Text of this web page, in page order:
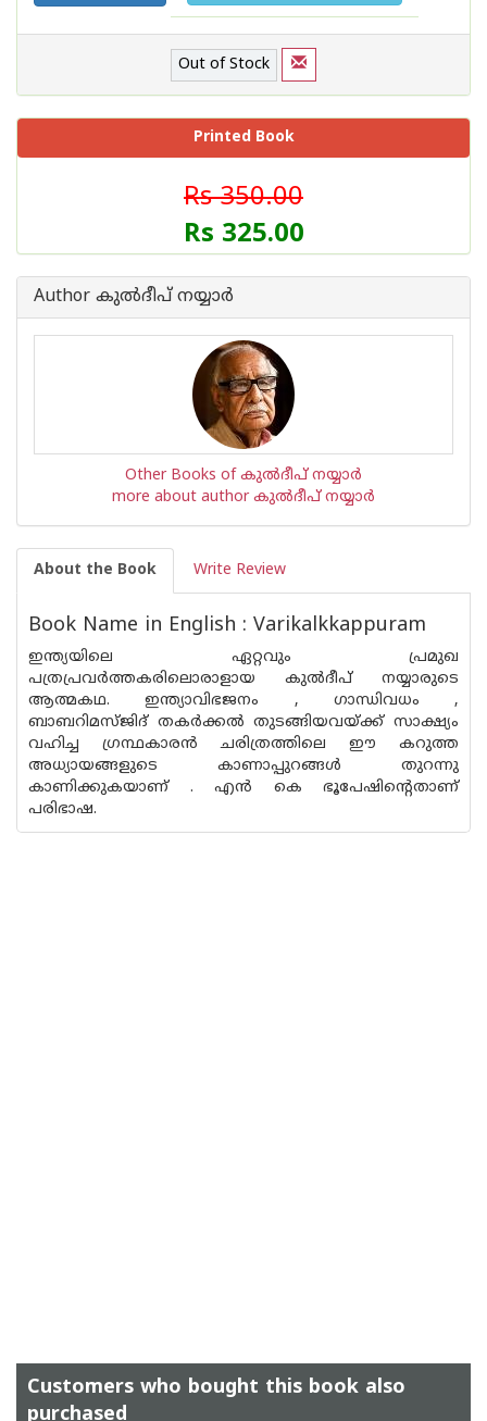
Out of Stock
Printed Book
Rs 350.00
Rs 325.00
Author കുല്‍ദീപ് നയ്യാര്‍
Other Books of കുല്‍ദീപ് നയ്യാര്‍
more about author കുല്‍ദീപ് നയ്യാര്‍
About the Book Write Review
Book Name in English : Varikalkkappuram
ഇന്ത്യയിലെ ഏറ്റവും പ്രമുഖ
പത്രപ്രവര്‍ത്തകരിലൊരാളായ കുല്‍ദീപ് നയ്യാരുടെ
ആത്മകഥ. ഇന്ത്യാവിഭജനം , ഗാന്ധിവധം ,
ബാബറിമസ്ജിദ് തകര്‍ക്കല്‍ തുടങ്ങിയവയ്ക്ക് സാക്ഷ്യം
വഹിച്ച ഗ്രന്ഥകാരന്‍ ചരിത്രത്തിലെ ഈ കറുത്ത
അധ്യായങ്ങളുടെ കാണാപ്പുറങ്ങള്‍ തുറന്നു
കാണിക്കുകയാണ് . എന്‍ കെ ഭൂപേഷിന്റെതാണ്
പരിഭാഷ.
Customers who bought this book also
purchased